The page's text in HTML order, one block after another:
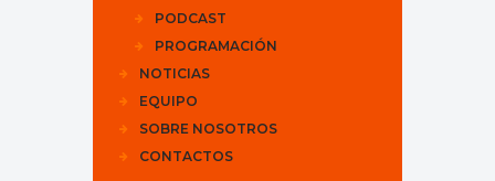
PODCAST
PROGRAMACIÓN
NOTICIAS
EQUIPO
SOBRE NOSOTROS
CONTACTOS